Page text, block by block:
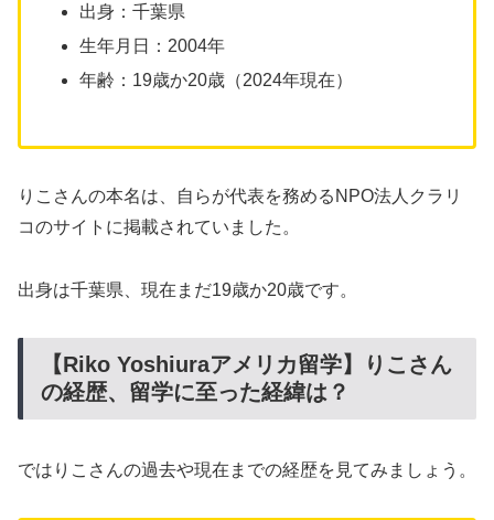
出身：千葉県
生年月日：2004年
年齢：19歳か20歳（2024年現在）
りこさんの本名は、自らが代表を務めるNPO法人クラリ
コのサイトに掲載されていました。
出身は千葉県、現在まだ19歳か20歳です。
【Riko Yoshiuraアメリカ留学】りこさん
の経歴、留学に至った経緯は？
ではりこさんの過去や現在までの経歴を見てみましょう。